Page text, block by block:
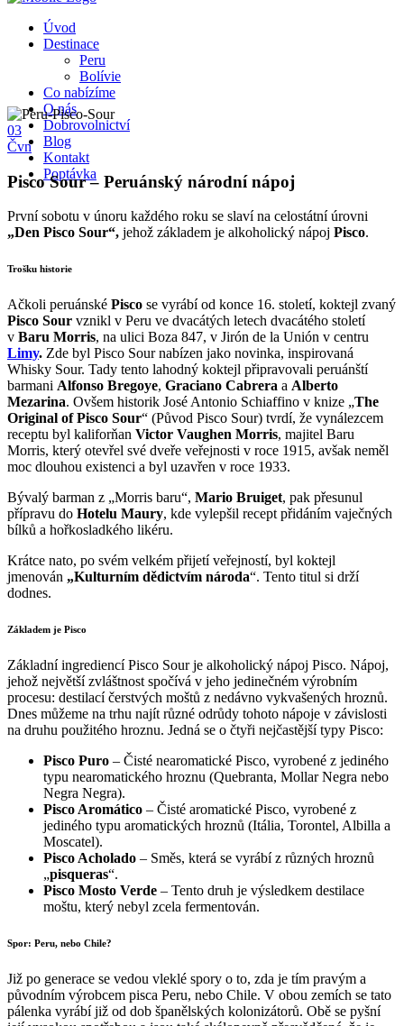
Úvod
Destinace
Peru
Bolívie
Co nabízíme
O nás
Dobrovolnictví
Blog
Kontakt
Poptávka
03
Čvn
Pisco Sour – Peruánský národní nápoj
První sobotu v únoru každého roku se slaví na celostátní úrovni
„Den Pisco Sour“, jehož základem je alkoholický nápoj Pisco.
Trošku historie
Ačkoli peruánské Pisco se vyrábí od konce 16. století, koktejl zvaný
Pisco Sour vznikl v Peru ve dvacátých letech dvacátého století
v Baru Morris, na ulici Boza 847, v Jirón de la Unión v centru
Limy. Zde byl Pisco Sour nabízen jako novinka, inspirovaná
Whisky Sour. Tady tento lahodný koktejl připravovali peruánští
barmani Alfonso Bregoye, Graciano Cabrera a Alberto
Mezarina. Ovšem historik José Antonio Schiaffino v knize „The
Original of Pisco Sour“ (Původ Pisco Sour) tvrdí, že vynálezcem
receptu byl kaliforňan Victor Vaughen Morris, majitel Baru
Morris, který otevřel své dveře veřejnosti v roce 1915, avšak neměl
moc dlouhou existenci a byl uzavřen v roce 1933.
Bývalý barman z „Morris baru“, Mario Bruiget, pak přesunul
přípravu do Hotelu Maury, kde vylepšil recept přidáním vaječných
bílků a hořkosladkého likéru.
Krátce nato, po svém velkém přijetí veřejností, byl koktejl
jmenován „Kulturním dědictvím národa“. Tento titul si drží
dodnes.
Základem je Pisco
Základní ingrediencí Pisco Sour je alkoholický nápoj Pisco. Nápoj,
jehož největší zvláštnost spočívá v jeho jedinečném výrobním
procesu: destilací čerstvých moštů z nedávno vykvašených hroznů.
Dnes můžeme na trhu najít různé odrůdy tohoto nápoje v závislosti
na druhu použitého hroznu. Jedná se o čtyři nejčastější typy Pisco:
Pisco Puro – Čisté nearomatické Pisco, vyrobené z jediného
typu nearomatického hroznu (Quebranta, Mollar Negra nebo
Negra Negra).
Pisco Aromático – Čisté aromatické Pisco, vyrobené z
jediného typu aromatických hroznů (Itália, Torontel, Albilla a
Moscatel).
Pisco Acholado – Směs, která se vyrábí z různých hroznů
„pisqueras“.
Pisco Mosto Verde – Tento druh je výsledkem destilace
moštu, který nebyl zcela fermentován.
Spor: Peru, nebo Chile?
Již po generace se vedou vleklé spory o to, zda je tím pravým a
původním výrobcem pisca Peru, nebo Chile. V obou zemích se tato
pálenka vyrábí již od dob španělských kolonizátorů. Obě se pyšní